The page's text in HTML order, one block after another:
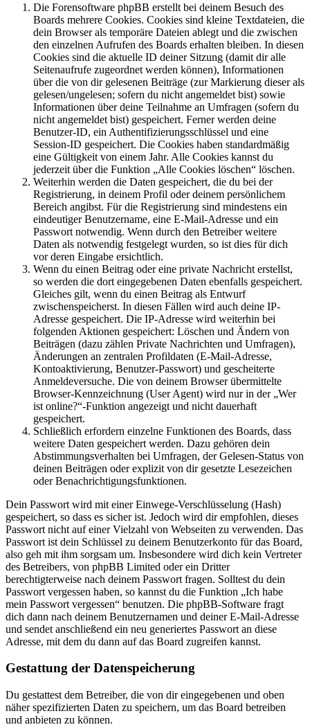
Die Forensoftware phpBB erstellt bei deinem Besuch des
Boards mehrere Cookies. Cookies sind kleine Textdateien, die
dein Browser als temporäre Dateien ablegt und die zwischen
den einzelnen Aufrufen des Boards erhalten bleiben. In diesen
Cookies sind die aktuelle ID deiner Sitzung (damit dir alle
Seitenaufrufe zugeordnet werden können), Informationen
über die von dir gelesenen Beiträge (zur Markierung dieser als
gelesen/ungelesen; sofern du nicht angemeldet bist) sowie
Informationen über deine Teilnahme an Umfragen (sofern du
nicht angemeldet bist) gespeichert. Ferner werden deine
Benutzer-ID, ein Authentifizierungsschlüssel und eine
Session-ID gespeichert. Die Cookies haben standardmäßig
eine Gültigkeit von einem Jahr. Alle Cookies kannst du
jederzeit über die Funktion „Alle Cookies löschen“ löschen.
Weiterhin werden die Daten gespeichert, die du bei der
Registrierung, in deinem Profil oder deinem persönlichem
Bereich angibst. Für die Registrierung sind mindestens ein
eindeutiger Benutzername, eine E-Mail-Adresse und ein
Passwort notwendig. Wenn durch den Betreiber weitere
Daten als notwendig festgelegt wurden, so ist dies für dich
vor deren Eingabe ersichtlich.
Wenn du einen Beitrag oder eine private Nachricht erstellst,
so werden die dort eingegebenen Daten ebenfalls gespeichert.
Gleiches gilt, wenn du einen Beitrag als Entwurf
zwischenspeicherst. In diesen Fällen wird auch deine IP-
Adresse gespeichert. Die IP-Adresse wird weiterhin bei
folgenden Aktionen gespeichert: Löschen und Ändern von
Beiträgen (dazu zählen Private Nachrichten und Umfragen),
Änderungen an zentralen Profildaten (E-Mail-Adresse,
Kontoaktivierung, Benutzer-Passwort) und gescheiterte
Anmeldeversuche. Die von deinem Browser übermittelte
Browser-Kennzeichnung (User Agent) wird nur in der „Wer
ist online?“-Funktion angezeigt und nicht dauerhaft
gespeichert.
Schließlich erfordern einzelne Funktionen des Boards, dass
weitere Daten gespeichert werden. Dazu gehören dein
Abstimmungsverhalten bei Umfragen, der Gelesen-Status von
deinen Beiträgen oder explizit von dir gesetzte Lesezeichen
oder Benachrichtigungsfunktionen.
Dein Passwort wird mit einer Einwege-Verschlüsselung (Hash)
gespeichert, so dass es sicher ist. Jedoch wird dir empfohlen, dieses
Passwort nicht auf einer Vielzahl von Webseiten zu verwenden. Das
Passwort ist dein Schlüssel zu deinem Benutzerkonto für das Board,
also geh mit ihm sorgsam um. Insbesondere wird dich kein Vertreter
des Betreibers, von phpBB Limited oder ein Dritter
berechtigterweise nach deinem Passwort fragen. Solltest du dein
Passwort vergessen haben, so kannst du die Funktion „Ich habe
mein Passwort vergessen“ benutzen. Die phpBB-Software fragt
dich dann nach deinem Benutzernamen und deiner E-Mail-Adresse
und sendet anschließend ein neu generiertes Passwort an diese
Adresse, mit dem du dann auf das Board zugreifen kannst.
Gestattung der Datenspeicherung
Du gestattest dem Betreiber, die von dir eingegebenen und oben
näher spezifizierten Daten zu speichern, um das Board betreiben
und anbieten zu können.